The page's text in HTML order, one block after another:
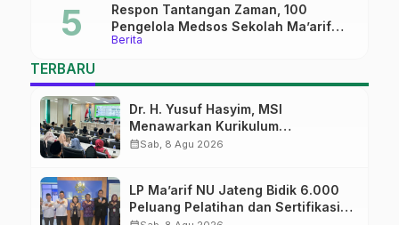
Berita
Respon Tantangan Zaman, 100
Pengelola Medsos Sekolah Ma’arif
Pekalongan Ikuti Pelatihan Literasi
TERBARU
Dr. H. Yusuf Hasyim, MSI
Menawarkan Kurikulum
Diversifikasi, Harapan Baru dalam
calendar_monthSab, 8 Agu 2026
LP Ma’arif NU Jateng Bidik 6.000
Peluang Pelatihan dan Sertifikasi